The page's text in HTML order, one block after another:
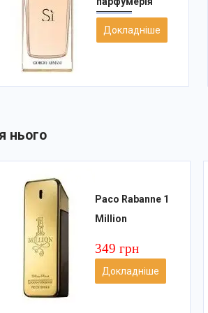
Докладніше
нього
Paco Rabanne 1
Million
349 грн
Докладніше